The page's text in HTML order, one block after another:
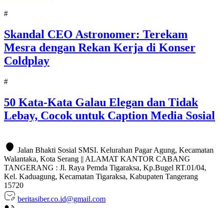
#
Skandal CEO Astronomer: Terekam
Mesra dengan Rekan Kerja di Konser
Coldplay
#
50 Kata-Kata Galau Elegan dan Tidak
Lebay, Cocok untuk Caption Media Sosial
Jalan Bhakti Sosial SMSI. Kelurahan Pagar Agung, Kecamatan
Walantaka, Kota Serang || ALAMAT KANTOR CABANG
TANGERANG : Jl. Raya Pemda Tigaraksa, Kp.Bugel RT.01/04,
Kel. Kaduagung, Kecamatan Tigaraksa, Kabupaten Tangerang
15720
beritasiber.co.id@gmail.com